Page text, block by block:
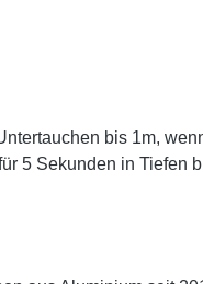
bis 1m,
5 Sekunden in Tiefen